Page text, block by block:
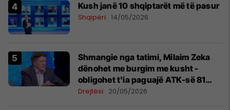
Kush janë 10 shqiptarët më të pasur
Shqipëri 14/05/2026
Shmangie nga tatimi, Milaim Zeka
dënohet me burgim me kusht -
obligohet t'ia paguajë ATK-së 81
mijë euro
Drejtësi 20/05/2026